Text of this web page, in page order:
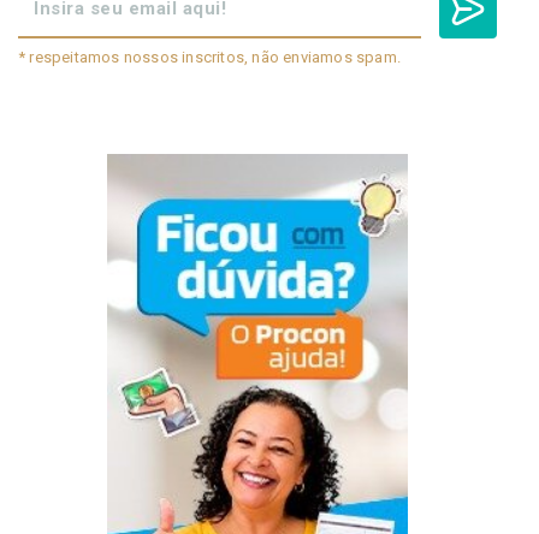
* respeitamos nossos inscritos, não enviamos spam.